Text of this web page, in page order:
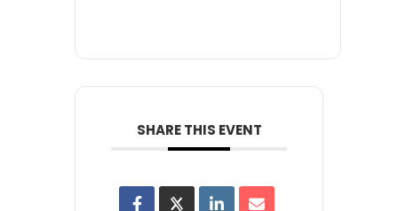
SHARE THIS EVENT